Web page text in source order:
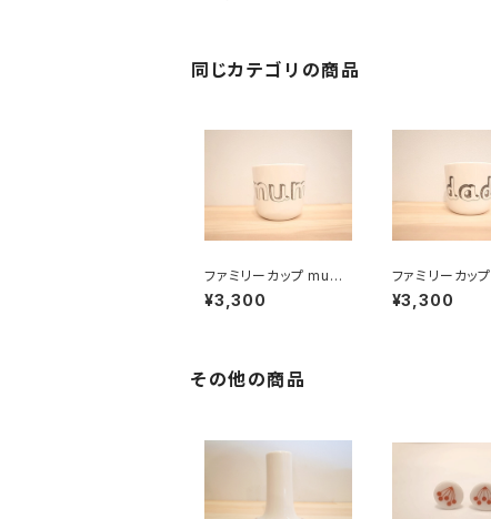
同じカテゴリの商品
ファミリーカップ mum
/ おかあさん
¥3,300
ファミリーカップ dad /
おとうさん
¥3,300
その他の商品